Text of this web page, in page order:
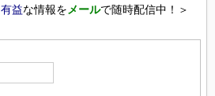
有益な情報をメールで随時配信中！＞